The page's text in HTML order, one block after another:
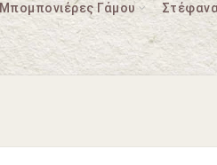
Μπομπονιέρες Γάμου